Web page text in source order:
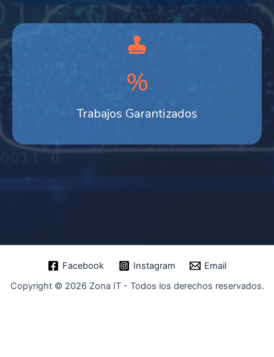
%
Trabajos Garantizados
Facebook Instagram
Email
Copyright © 2026 Zona IT - Todos los derechos reservados.